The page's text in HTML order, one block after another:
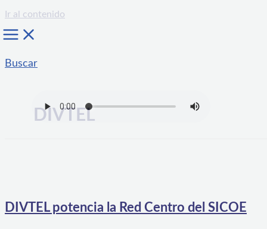
Ir al contenido
Buscar
DIVTEL
DIVTEL potencia la Red Centro del SICOE